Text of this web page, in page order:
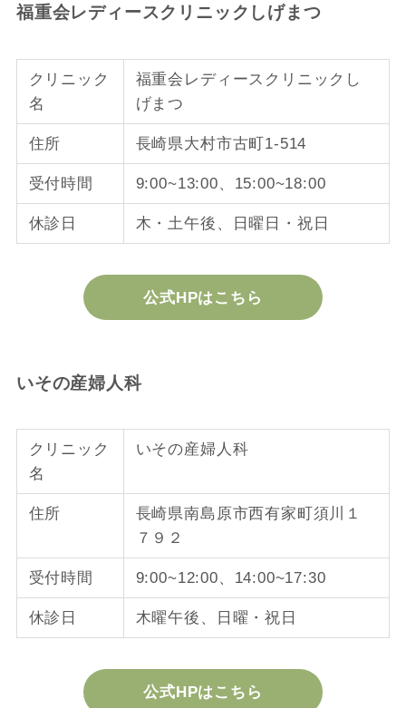
福重会レディースクリニックしげまつ
クリニック
名
福重会レディースクリニックし
げまつ
住所 長崎県大村市古町1-514
受付時間 9:00~13:00、15:00~18:00
休診日 木・土午後、日曜日・祝日
公式HPはこちら
いその産婦人科
クリニック
名
いその産婦人科
住所
長崎県南島原市西有家町須川１
７９２
受付時間 9:00~12:00、14:00~17:30
休診日 木曜午後、日曜・祝日
公式HPはこちら